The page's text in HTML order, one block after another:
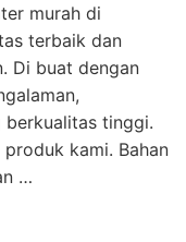
murah di
terbaik dan
Di buat dengan
berkualitas tinggi.
kami. Bahan
…